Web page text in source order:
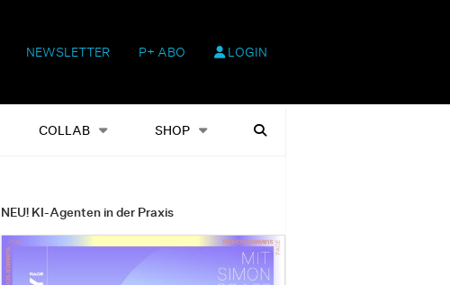
NEWSLETTER P+ ABO LOGIN
COLLAB SHOP
Shop Heftausgaben Suchen
NEU! KI-Agenten in der Praxis